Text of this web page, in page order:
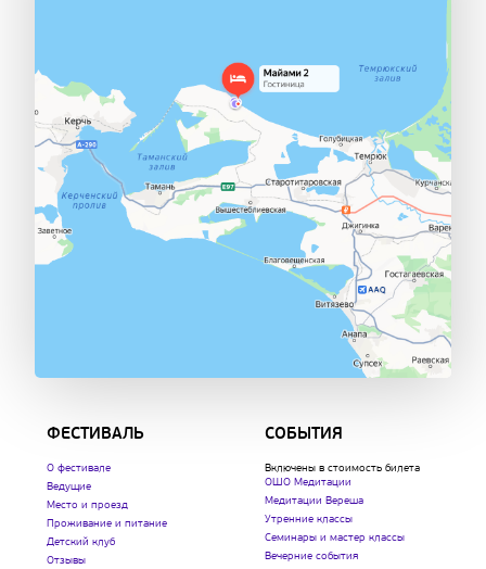
ФЕСТИВАЛЬ
О фестивале
Ведущие
Место и проезд
Проживание и питание
Детский клуб
Отзывы
СОБЫТИЯ
Включены в стоимость билета
ОШО Медитации
Медитации Вереша
Утренние классы
Семинары и мастер классы
Вечерние события